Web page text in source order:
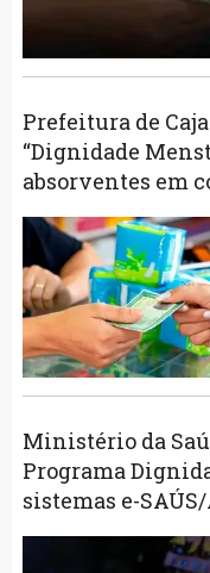
Prefeitura de
“Dignidade
absorventes em
Ministério da
Programa
sistemas e-